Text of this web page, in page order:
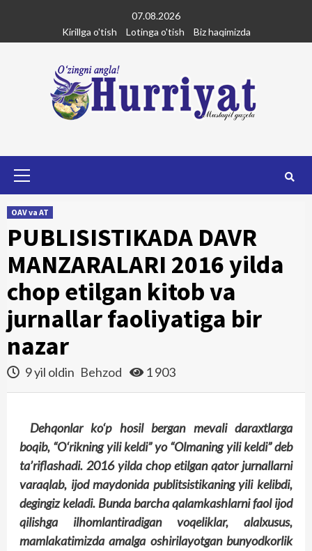
content
07.08.2026
Kirillga o'tish
Lotinga o'tish Biz haqimizda
OAV va AT
PUBLISISTIKADA DAVR
MANZARALARI 2016 yilda
chop etilgan kitob va
jurnallar faoliyatiga bir
nazar
9 yil oldin Behzod 1 903
Dehqonlar ko‘p hosil bergan mevali daraxtlarga
boqib, “O‘rikning yili keldi” yo “Olmaning yili keldi” deb
ta’riflashadi. 2016 yilda chop etilgan qator jurnallarni
varaqlab, ijod maydonida publitsistikaning yili kelibdi,
degingiz keladi. Bunda barcha qalamkashlarni faol ijod
qilishga ilhomlantiradigan voqeliklar, alalxusus,
mamlakatimizda amalga oshirilayotgan bunyodkorlik